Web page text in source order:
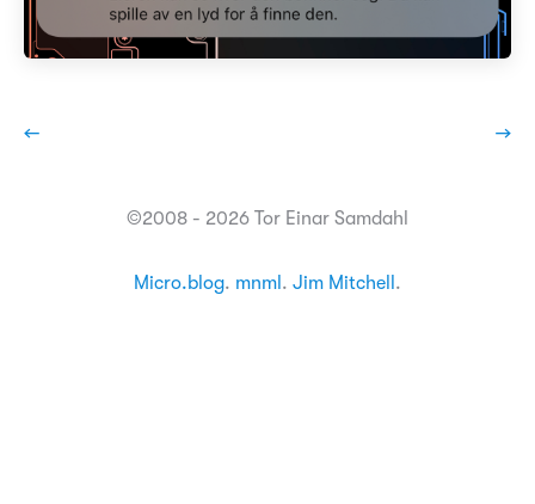
← →
©2008 - 2026 Tor Einar Samdahl
Micro.blog. mnml . Jim Mitchell .